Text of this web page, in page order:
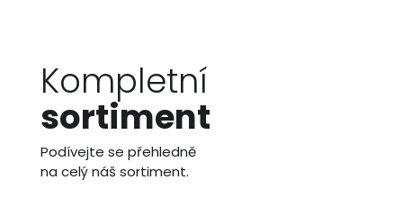
Kompletní
sortiment
Podívejte se přehledně
na celý náš sortiment.